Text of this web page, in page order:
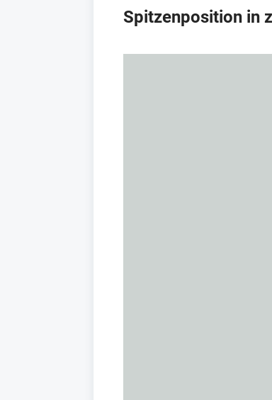
Spitzenposition in